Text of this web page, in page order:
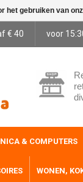
€ 40 voor
& COMPUTERS
WONEN,
het gebruiken van